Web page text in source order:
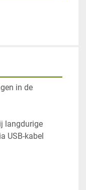
in de
langdurige
USB-kabel